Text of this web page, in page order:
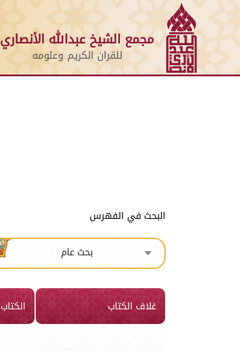
مجمع الشيخ عبدالله الأنصاري
للقران الكريم وعلومه
البحث في الفهرس
بحث عام
غلاف الكتاب الكتاب